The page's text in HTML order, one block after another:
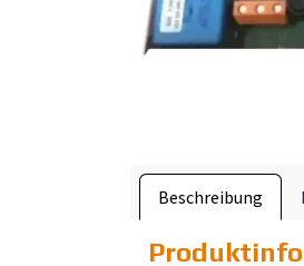
Beschreibung